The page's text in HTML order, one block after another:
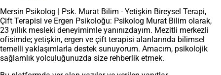
Mersin Psikolog | Psk. Murat Bilim - Yetişkin Bireysel Terapi,
Çift Terapisi ve Ergen Psikoloğu: Psikolog Murat Bilim olarak,
23 yıllık mesleki deneyimimle yanınızdayım. Mezitli merkezli
ofisimde; yetişkin, ergen ve çift terapisi alanlarında bilimsel
temelli yaklaşımlarla destek sunuyorum. Amacım, psikolojik
sağlamlık yolculuğunuzda size rehberlik etmek.